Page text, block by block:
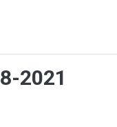
2021